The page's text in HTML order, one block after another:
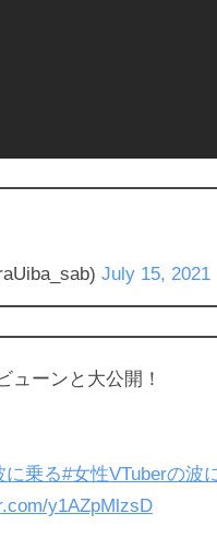
July 15, 2021
ューンと大公開！
に乗る#女性VTuberの波
y1AZpMlzsD